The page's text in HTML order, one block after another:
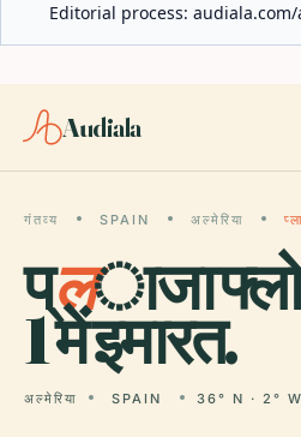
Editorial process:
Audiala
गंतव्य SPAIN अल्मेरिया
प्लाजा
1 में इमारत.
अल्मेरिया SPAIN 36° N · 2° W